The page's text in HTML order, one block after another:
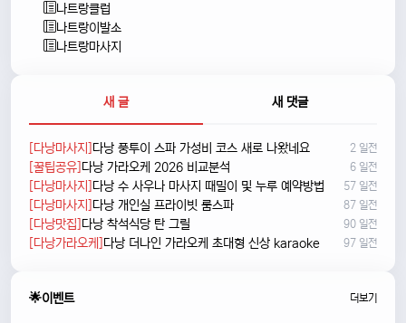
나트랑클럽
나트랑이발소
나트랑마사지
새 글 새 댓글
[다낭마사지]다낭 풍투이 스파 가성비 코스 새로 나왔네요 2 일전
[꿀팁공유]다낭 가라오케 2026 비교분석 6 일전
[다낭마사지]다낭 수 사우나 마사지 때밀이 및 누루 예약방법 57 일전
[다낭마사지]다낭 개인실 프라이빗 룸스파 87 일전
[다낭맛집]다낭 착석식당 탄 그릴 90 일전
[다낭가라오케]다낭 더나인 가라오케 초대형 신상 karaoke 97 일전
🌟이벤트 더보기